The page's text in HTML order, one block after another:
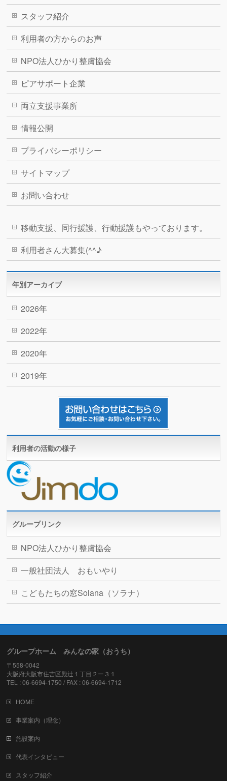
スタッフ紹介
利用者の方からのお声
NPO法人ひかり整膚協会
ピアサポート企業
両立支援事業所
情報公開
プライバシーポリシー
サイトマップ
お問い合わせ
移動支援、同行援護、行動援護もやっております。
利用者さん大募集(^^♪
年別アーカイブ
2026年
2022年
2020年
2019年
利用者の活動の様子
グループリンク
NPO法人ひかり整膚協会
一般社団法人 おもいやり
こどもたちの窓Solana（ソラナ）
グループホーム みんなの家（おうち）
〒558-0042
大阪府大阪市住吉区殿辻１丁目２ー３１
TEL : 06-6694-1750 / FAX : 06-6694-1712
HOME
事業案内（理念）
施設案内
代表インタビュー
スタッフ紹介